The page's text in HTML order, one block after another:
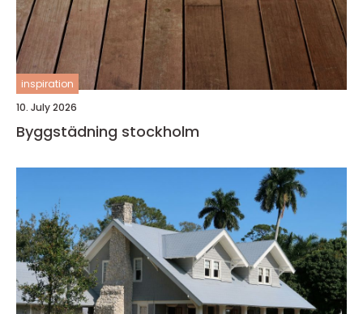
inspiration
10. July 2026
Byggstädning stockholm